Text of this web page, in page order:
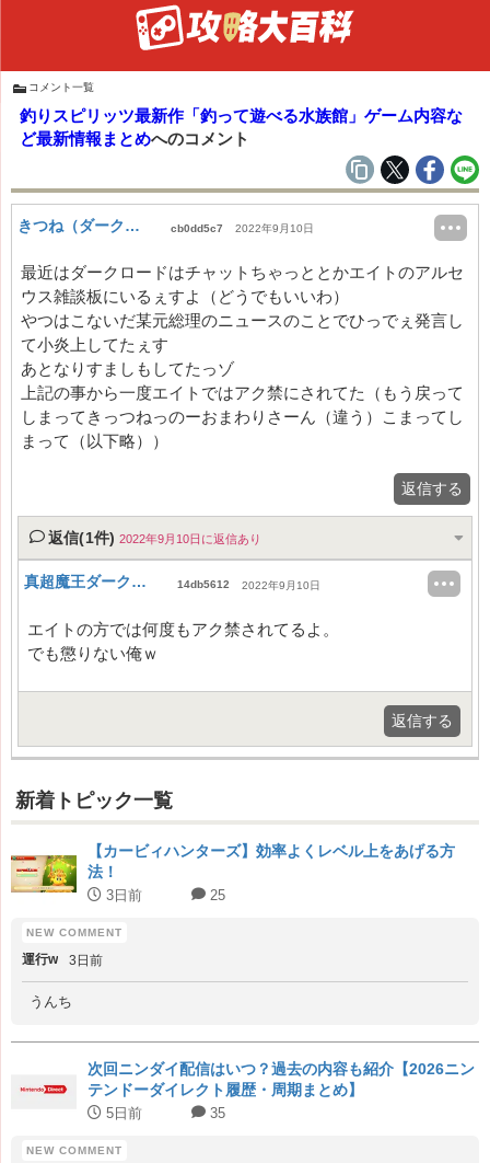
コメント一覧
釣りスピリッツ最新作「釣って遊べる水族館」ゲーム内容な
ど最新情報まとめへのコメント
きつね（ダークロード対策やてめす） cb0dd5c7 2022年9月10日
最近はダークロードはチャットちゃっととかエイトのアルセ
ウス雑談板にいるぇすよ（どうでもいいわ）
やつはこないだ某元総理のニュースのことでひっでぇ発言し
て小炎上してたぇす
あとなりすましもしてたっゾ
上記の事から一度エイトではアク禁にされてた（もう戻って
しまってきっつねっのーおまわりさーん（違う）こまってし
まって（以下略））
返信する
返信(1件) 2022年9月10日に返信あり
真超魔王ダークロード 14db5612 2022年9月10日
エイトの方では何度もアク禁されてるよ。
でも懲りない俺ｗ
返信する
新着トピック一覧
【カービィハンターズ】効率よくレベル上をあげる方
法！
3日前 25
運行w 3日前
うんち
次回ニンダイ配信はいつ？過去の内容も紹介【2026ニン
テンドーダイレクト履歴・周期まとめ】
5日前 35